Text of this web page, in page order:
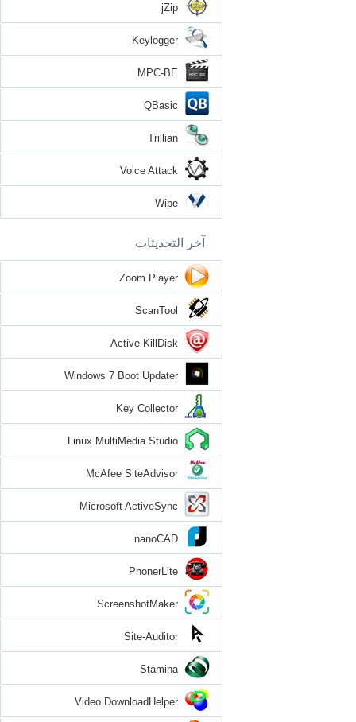
jZip
Keylogger
MPC-BE
QBasic
Trillian
Voice Attack
Wipe
آخر التحديثات
Zoom Player
ScanTool
Active KillDisk
Windows 7 Boot Updater
Key Collector
Linux MultiMedia Studio
McAfee SiteAdvisor
Microsoft ActiveSync
nanoCAD
PhonerLite
ScreenshotMaker
Site-Auditor
Stamina
Video DownloadHelper